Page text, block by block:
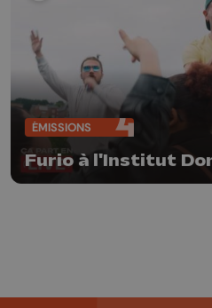
ÉMISSIONS
Furio à l'Institut